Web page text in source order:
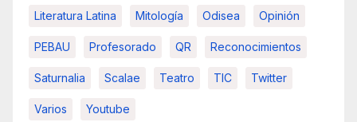
Literatura Latina Mitología Odisea Opinión
PEBAU Profesorado QR Reconocimientos
Saturnalia Scalae Teatro TIC Twitter
Varios Youtube